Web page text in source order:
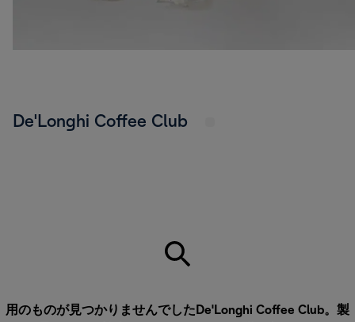
De'Longhi Coffee Club
用のものが見つかりませんでしたDe'Longhi Coffee Club。製